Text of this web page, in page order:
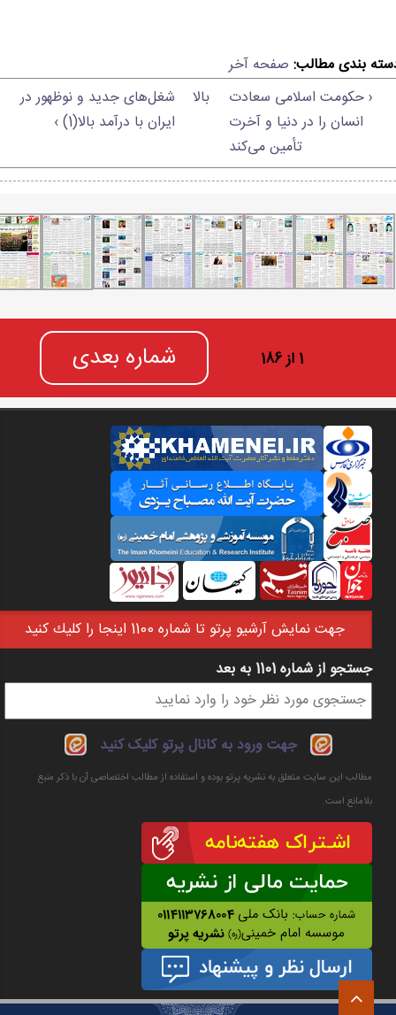
بندی مطالب: صفحه آخر
‹ حکومت اسلامی سعادت
انسان را در دنیا و آخرت
تأمین می‌کند
بالا
شغل‌های جدید و نوظهور در
ایران با درآمد بالا(1) ›
1 از 186 شماره بعدی
جهت نمايش آرشيو پرتو تا شماره 1100 اينجا را كليك كنيد
فرم جستجو
جستجو از شماره 1101 به بعد
جهت ورود به کانال پرتو کلیک کنید
مطالب این سایت متعلق به نشریه پرتو بوده و استفاده از مطالب اختصاصی آن با ذکر منبع
بلامانع است.